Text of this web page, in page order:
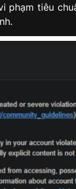
phạm tiêu